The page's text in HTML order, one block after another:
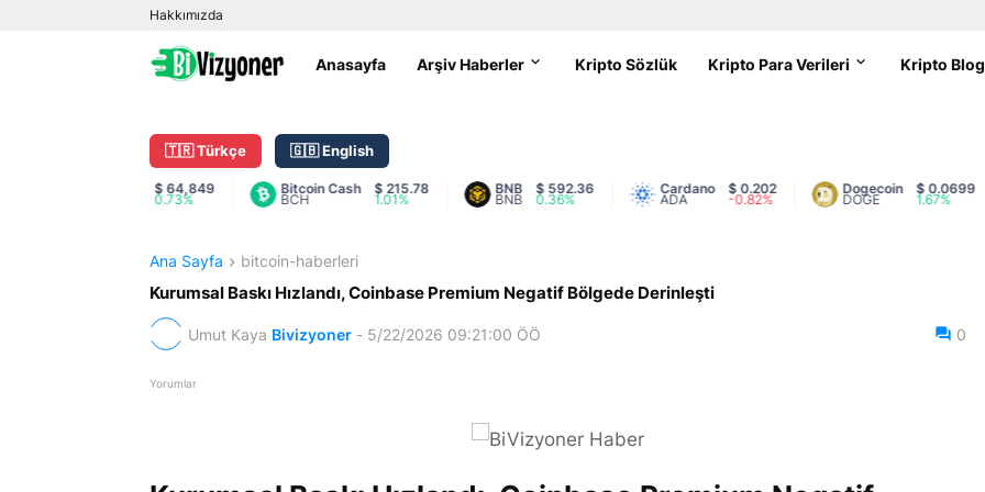
Hakkımızda
Anasayfa Arşiv Haberler Kripto Sözlük Kripto Para Verileri Kripto Blog
🇹🇷 Türkçe 🇬🇧 English
$ 64,849
0.73%
Bitcoin Cash
BCH
$ 215.78
1.01%
BNB
BNB
$ 592.36
0.36%
Cardano
ADA
$ 0.202
-0.82%
Dogecoin
DOGE
$ 0.0699
1.67%
Ana Sayfa bitcoin-haberleri
Kurumsal Baskı Hızlandı, Coinbase Premium Negatif Bölgede Derinleşti
Umut Kaya Bivizyoner - 5/22/2026 09:21:00 ÖÖ 0
Yorumlar